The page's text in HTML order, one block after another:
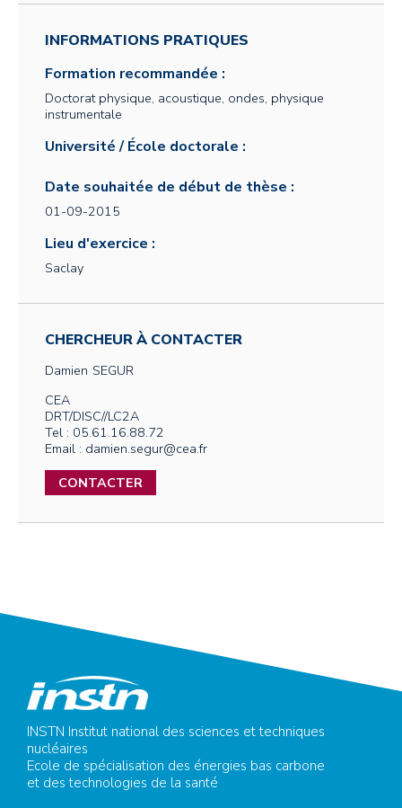
INFORMATIONS PRATIQUES
Formation recommandée :
Doctorat physique, acoustique, ondes, physique
instrumentale
Université / École doctorale :
Date souhaitée de début de thèse :
01-09-2015
Lieu d'exercice :
Saclay
CHERCHEUR À CONTACTER
Damien SEGUR
CEA
DRT/DISC//LC2A
Tel : 05.61.16.88.72
Email : damien.segur@cea.fr
CONTACTER
INSTN Institut national des sciences et techniques
nucléaires
Ecole de spécialisation des énergies bas carbone
et des technologies de la santé